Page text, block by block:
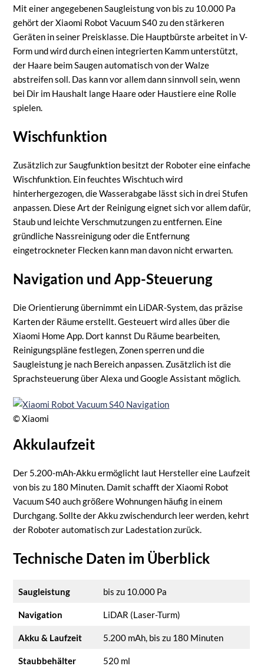
Mit einer angegebenen Saugleistung von bis zu 10.000 Pa
gehört der Xiaomi Robot Vacuum S40 zu den stärkeren
Geräten in seiner Preisklasse. Die Hauptbürste arbeitet in V-
Form und wird durch einen integrierten Kamm unterstützt,
der Haare beim Saugen automatisch von der Walze
abstreifen soll. Das kann vor allem dann sinnvoll sein, wenn
bei Dir im Haushalt lange Haare oder Haustiere eine Rolle
spielen.
Wischfunktion
Zusätzlich zur Saugfunktion besitzt der Roboter eine einfache
Wischfunktion. Ein feuchtes Wischtuch wird
hinterhergezogen, die Wasserabgabe lässt sich in drei Stufen
anpassen. Diese Art der Reinigung eignet sich vor allem dafür,
Staub und leichte Verschmutzungen zu entfernen. Eine
gründliche Nassreinigung oder die Entfernung
eingetrockneter Flecken kann man davon nicht erwarten.
Navigation und App-Steuerung
Die Orientierung übernimmt ein LiDAR-System, das präzise
Karten der Räume erstellt. Gesteuert wird alles über die
Xiaomi Home App. Dort kannst Du Räume bearbeiten,
Reinigungspläne festlegen, Zonen sperren und die
Saugleistung je nach Bereich anpassen. Zusätzlich ist die
Sprachsteuerung über Alexa und Google Assistant möglich.
© Xiaomi
Akkulaufzeit
Der 5.200-mAh-Akku ermöglicht laut Hersteller eine Laufzeit
von bis zu 180 Minuten. Damit schafft der Xiaomi Robot
Vacuum S40 auch größere Wohnungen häufig in einem
Durchgang. Sollte der Akku zwischendurch leer werden, kehrt
der Roboter automatisch zur Ladestation zurück.
Technische Daten im Überblick
Saugleistung bis zu 10.000 Pa
Navigation LiDAR (Laser-Turm)
Akku & Laufzeit 5.200 mAh, bis zu 180 Minuten
Staubbehälter 520 ml